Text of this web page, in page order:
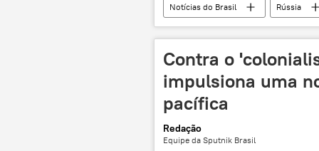
Notícias do Brasil Rússia
BRICS
Universidade Federal
Contra o
impulsiona uma
pacífica
Redação
Equipe da Sputnik Brasil